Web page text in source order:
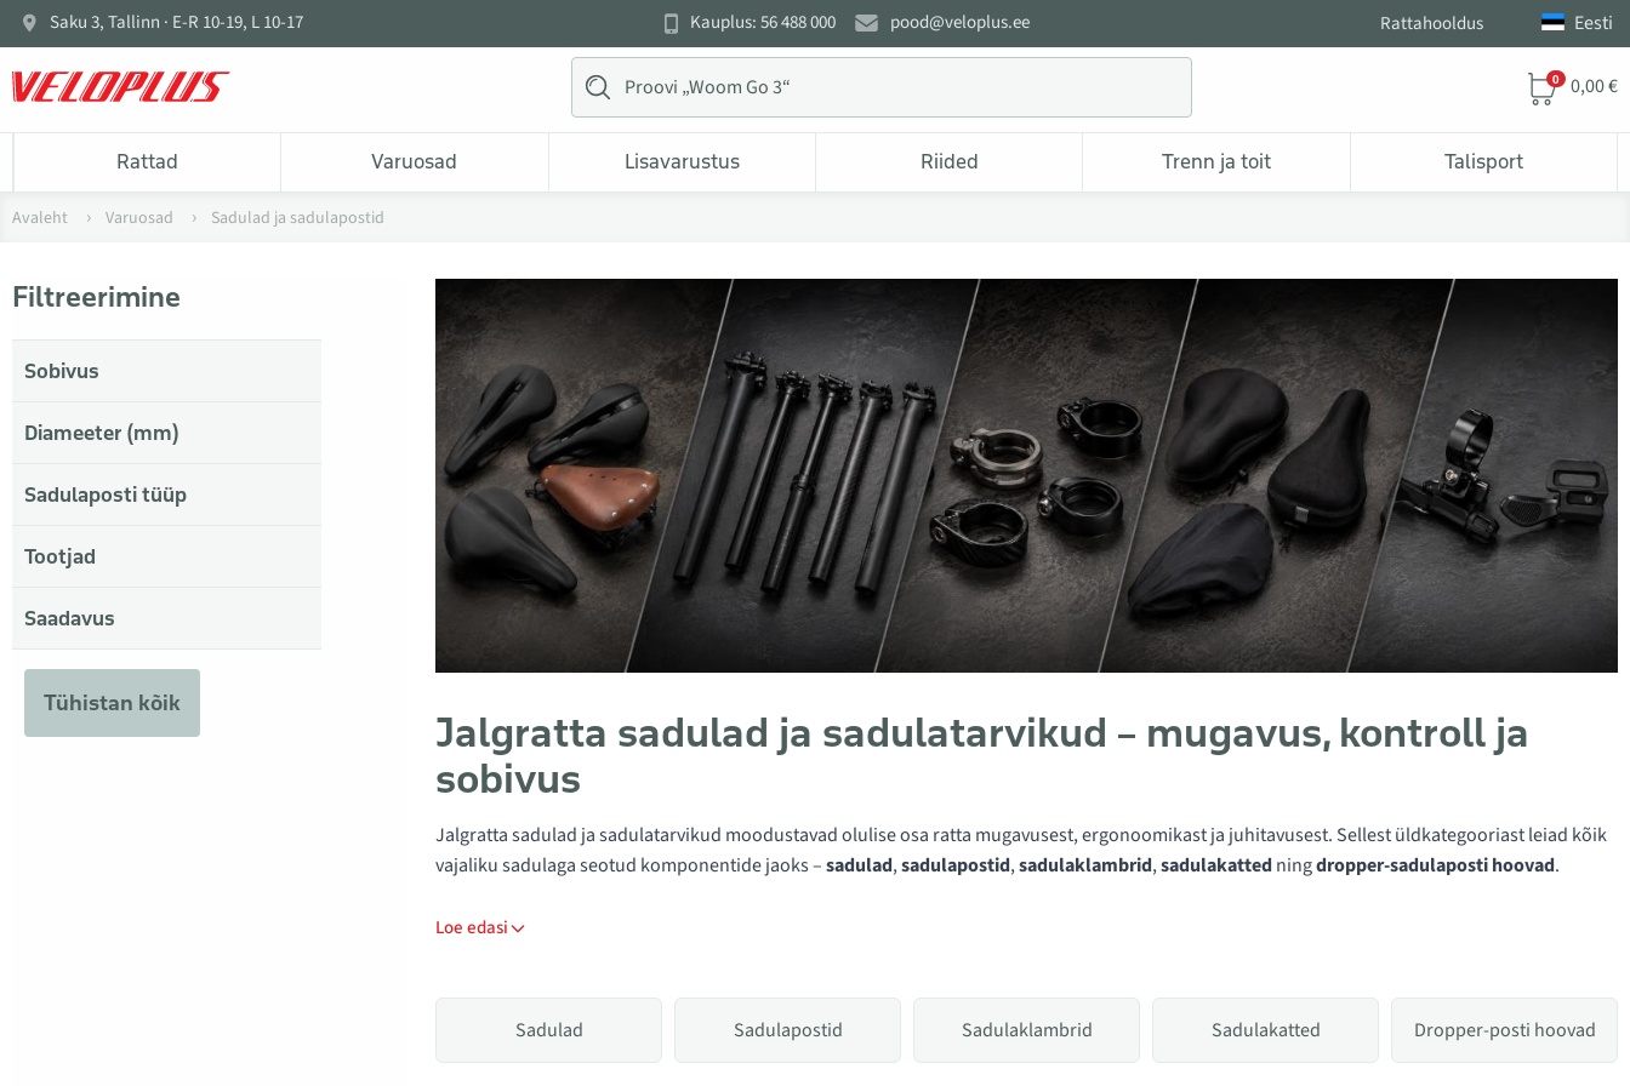
Saku 3, Tallinn · E-R 10-19, L 10-17 Kauplus: 56 488 000 pood@veloplus.ee Rattahooldus Eesti
0 0,00 €
Rattad Varuosad Lisavarustus Riided Trenn ja toit Talisport
Avaleht Varuosad Sadulad ja sadulapostid
Jalgratta sadulad ja sadulatarvikud – mugavus, kontroll ja
sobivus
Jalgratta sadulad ja sadulatarvikud moodustavad olulise osa ratta mugavusest, ergonoomikast ja juhitavusest. Sellest üldkategooriast leiad kõik
vajaliku sadulaga seotud komponentide jaoks –sadulad,sadulapostid,sadulaklambrid,sadulakattedningdropper-sadulaposti hoovad.
Loe edasi
Filtreerimine
Sobivus
Diameeter (mm)
Sadulaposti tüüp
Tootjad
Saadavus
Tühistan kõik
Sadulad Sadulapostid Sadulaklambrid Sadulakatted Dropper-posti hoovad